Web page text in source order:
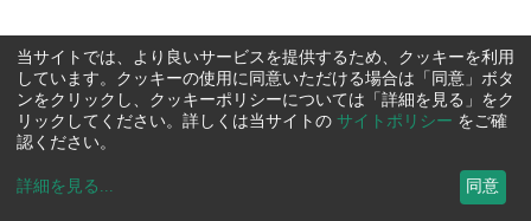
当サイトでは、より良いサービスを提供するため、クッキーを利用
しています。クッキーの使用に同意いただける場合は「同意」ボタ
ンをクリックし、クッキーポリシーについては「詳細を見る」をク
リックしてください。詳しくは当サイトの サイトポリシー をご確
認ください。
詳細を見る ... 同意